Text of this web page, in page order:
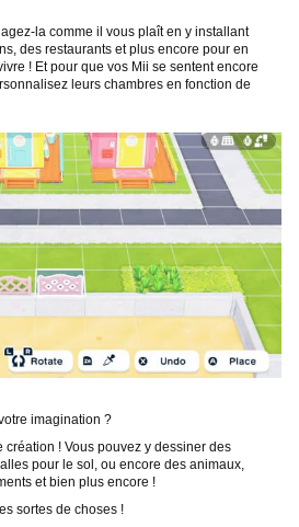
la comme il vous plaît en y installant
des restaurants et plus encore pour en
! Et pour que vos Mii se sentent encore
leurs chambres en fonction de
imagination ?
création ! Vous pouvez y dessiner des
pour le sol, ou encore des animaux,
et bien plus encore !
sortes de choses !